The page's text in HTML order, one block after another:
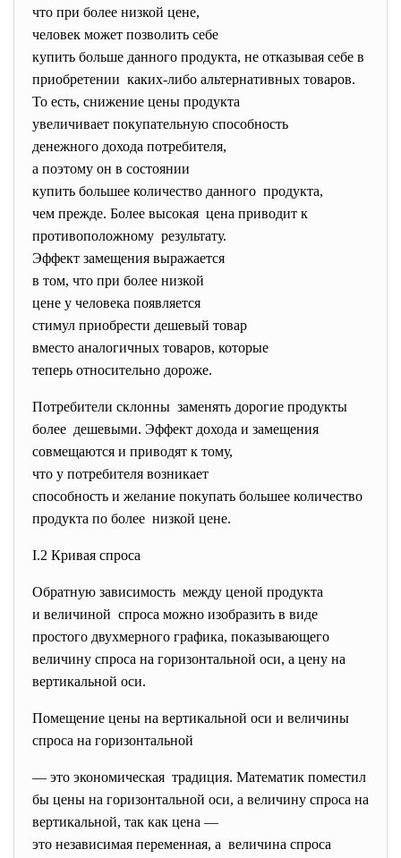
что при более низкой цене,
человек может позволить себе
купить больше данного продукта, не отказывая себе в
приобретении каких-либо альтернативных товаров.
То есть, снижение цены продукта
увеличивает покупательную способность
денежного дохода потребителя,
а поэтому он в состоянии
купить большее количество данного продукта,
чем прежде. Более высокая цена приводит к
противоположному результату.
Эффект замещения выражается
в том, что при более низкой
цене у человека появляется
стимул приобрести дешевый товар
вместо аналогичных товаров, которые
теперь относительно дороже.
Потребители склонны заменять дорогие продукты
более дешевыми. Эффект дохода и замещения
совмещаются и приводят к тому,
что у потребителя возникает
способность и желание покупать большее количество
продукта по более низкой цене.
I.2 Кривая спроса
Обратную зависимость между ценой продукта
и величиной спроса можно изобразить в виде
простого двухмерного графика, показывающего
величину спроса на горизонтальной оси, а цену на
вертикальной оси.
Помещение цены на вертикальной оси и величины
спроса на горизонтальной
— это экономическая традиция. Математик поместил
бы цены на горизонтальной оси, а величину спроса на
вертикальной, так как цена —
это независимая переменная, а величина спроса